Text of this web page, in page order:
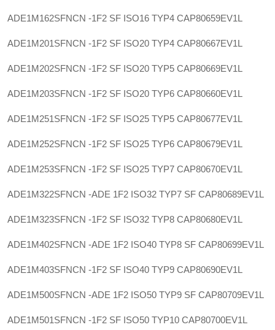
ADE1M162SFNCN -1F2 SF ISO16 TYP4 CAP80659EV1L
ADE1M201SFNCN -1F2 SF ISO20 TYP4 CAP80667EV1L
ADE1M202SFNCN -1F2 SF ISO20 TYP5 CAP80669EV1L
ADE1M203SFNCN -1F2 SF ISO20 TYP6 CAP80660EV1L
ADE1M251SFNCN -1F2 SF ISO25 TYP5 CAP80677EV1L
ADE1M252SFNCN -1F2 SF ISO25 TYP6 CAP80679EV1L
ADE1M253SFNCN -1F2 SF ISO25 TYP7 CAP80670EV1L
ADE1M322SFNCN -ADE 1F2 ISO32 TYP7 SF CAP80689EV1L
ADE1M323SFNCN -1F2 SF ISO32 TYP8 CAP80680EV1L
ADE1M402SFNCN -ADE 1F2 ISO40 TYP8 SF CAP80699EV1L
ADE1M403SFNCN -1F2 SF ISO40 TYP9 CAP80690EV1L
ADE1M500SFNCN -ADE 1F2 ISO50 TYP9 SF CAP80709EV1L
ADE1M501SFNCN -1F2 SF ISO50 TYP10 CAP80700EV1L